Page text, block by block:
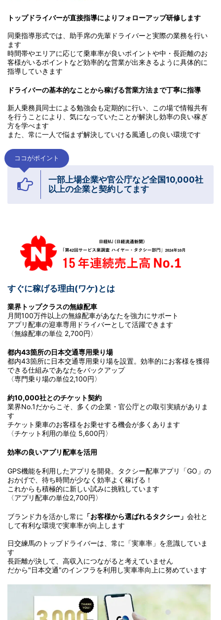
トップドライバーが直接指導によりフォローアップ研修します
同乗指導形式では、助手席の先輩ドライバーと実際の業務を行い
ます
時間帯やエリアに応じて乗車率が良いポイントや中・長距離のお
客様がいるポイントなど効率的な営業が出来きるように具体的に
指導していきます
ドライバーの基本的なことから稼げる営業方法まで丁寧に指導
新人乗務員同士による勉強会も定期的に行い、この場で情報共有
を行うことにより、気になっていたことが解決し効率の良い稼ぎ
方を学べます
また、常に一人で悩まず解決していける風通しの良い環境です
ココがポイント
一部上場企業や官公庁など全国10,000社
以上の企業と契約してます
すぐに稼げる理由(ワケ)とは
業界トップクラスの無線配車
月間100万件以上の無線配車があなたを強力にサポート
アプリ配車の迎車専用ドライバーとして活躍できます
〈無線配車の単位 2,700円〉
都内43箇所の日本交通専用乗り場
都内43箇所に日本交通専用乗り場を設置。効率的にお客様を獲得
できる仕組みであなたをバックアップ
〈専門乗り場の単位2,100円〉
約10,000社とのチケット契約
業界No.1だからこそ、多くの企業・官公庁との取引実績がありま
す
チケット乗車のお客様をお乗せする機会が多くあります
〈チケット利用の単位 5,600円〉
効率の良いアプリ配車を活用
GPS機能を利用したアプリを開発。タクシー配車アプリ「GO」の
おかげで、待ち時間が少なく効率よく稼げる！
これからも積極的に新しい試みに挑戦しています
〈アプリ配車の単位2,700円〉
ブランド力を活かし常に 「お客様から選ばれるタクシー」 会社と
して有利な環境で実車率が向上します
日交練馬のトップドライバーは、常に「実車率」を意識していま
す
長距離が決して、高収入につながると考えていません
だから"日本交通"のインフラを利用し実車率向上に努めています